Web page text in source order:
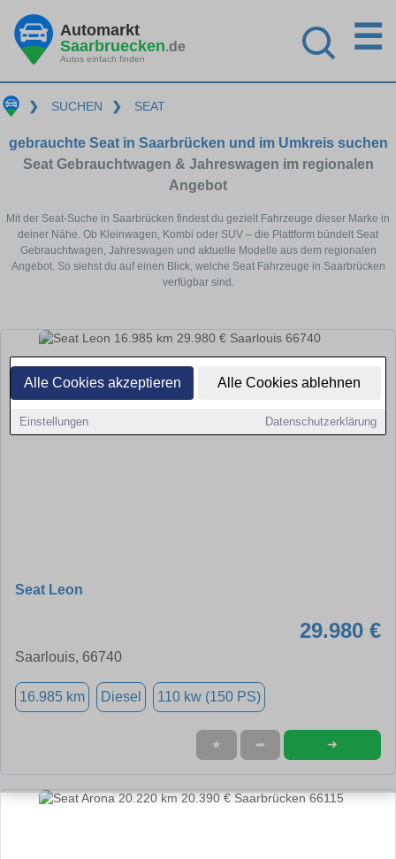
Alle Cookies akzeptieren Alle Cookies ablehnen
Einstellungen Datenschutzerklärung
Automarkt
Saarbruecken.de
Autos einfach finden
☰
❯ SUCHEN ❯ SEAT
gebrauchte Seat in Saarbrücken und im Umkreis suchen
Seat Gebrauchtwagen & Jahreswagen im regionalen
Angebot
Mit der Seat-Suche in Saarbrücken findest du gezielt Fahrzeuge dieser Marke in
deiner Nähe. Ob Kleinwagen, Kombi oder SUV – die Plattform bündelt Seat
Gebrauchtwagen, Jahreswagen und aktuelle Modelle aus dem regionalen
Angebot. So siehst du auf einen Blick, welche Seat Fahrzeuge in Saarbrücken
verfügbar sind.
Seat Leon
29.980 €
Saarlouis, 66740
16.985 km Diesel 110 kw (150 PS)
★ ➦ ➜